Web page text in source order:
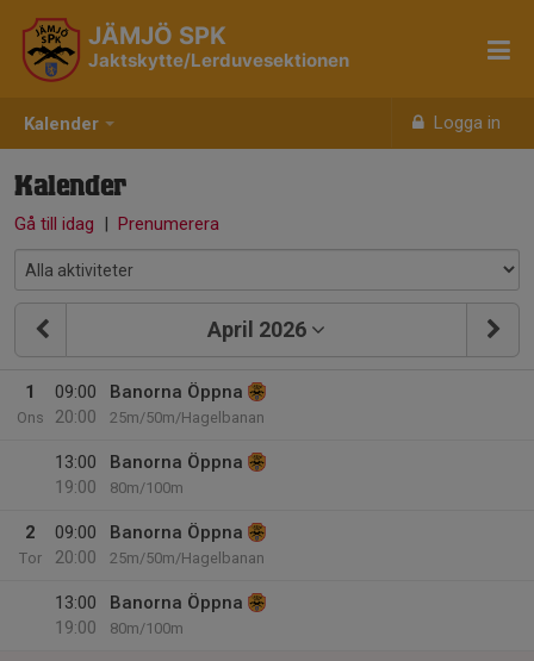
Kalender Logga in
JÄMJÖ SPK
Jaktskytte/Lerduvesektionen
Kalender
Gå till idag | Prenumerera
April 2026
1
Ons
09:00
20:00
Banorna Öppna
25m/50m/Hagelbanan
13:00
19:00
Banorna Öppna
80m/100m
2
Tor
09:00
20:00
Banorna Öppna
25m/50m/Hagelbanan
13:00
19:00
Banorna Öppna
80m/100m